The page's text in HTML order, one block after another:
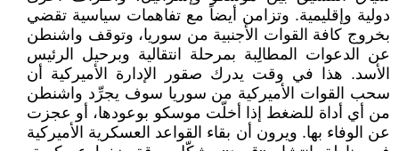
دولية وإقليمية. وتزامن أيضاً مع تفاهمات سياسية تقضي
بخروج كافة القوات الأجنبية من سوريا، وتوقف واشنطن
عن الدعوات المطالِبة بمرحلة انتقالية وبرحيل الرئيس
الأسد. هذا في وقت يدرك صقور الإدارة الأميركية أن
سحب القوات الأميركية من سوريا سوف يجرِّد واشنطن
من أي أداة للضغط إذا أخلّت موسكو بوعودها، أو عجزت
عن الوفاء بها. ويرون أن بقاء القواعد العسكرية الأميركية